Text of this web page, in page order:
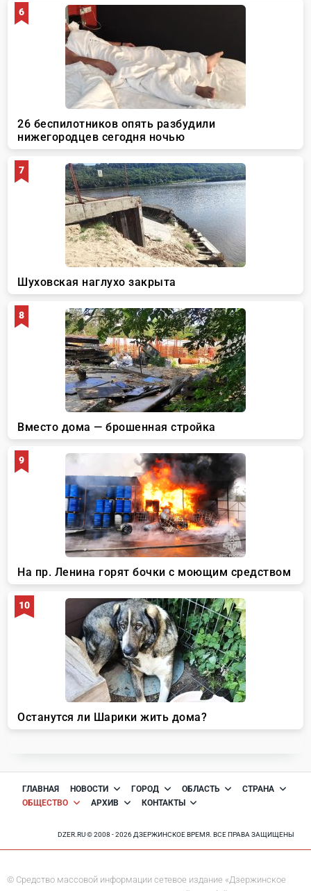
ГЛАВНАЯ НОВОСТИ ГОРОД ОБЛАСТЬ
СТРАНА
ОБЩЕСТВО
АРХИВ КОНТАКТЫ
DZER.RU © 2008 - 2026 ДЗЕРЖИНСКОЕ ВРЕМЯ. ВСЕ ПРАВА ЗАЩИЩЕНЫ
© Средство массовой информации сетевое издание «Дзержинское